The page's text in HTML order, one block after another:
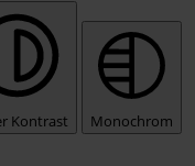
Kontrast Monochrom